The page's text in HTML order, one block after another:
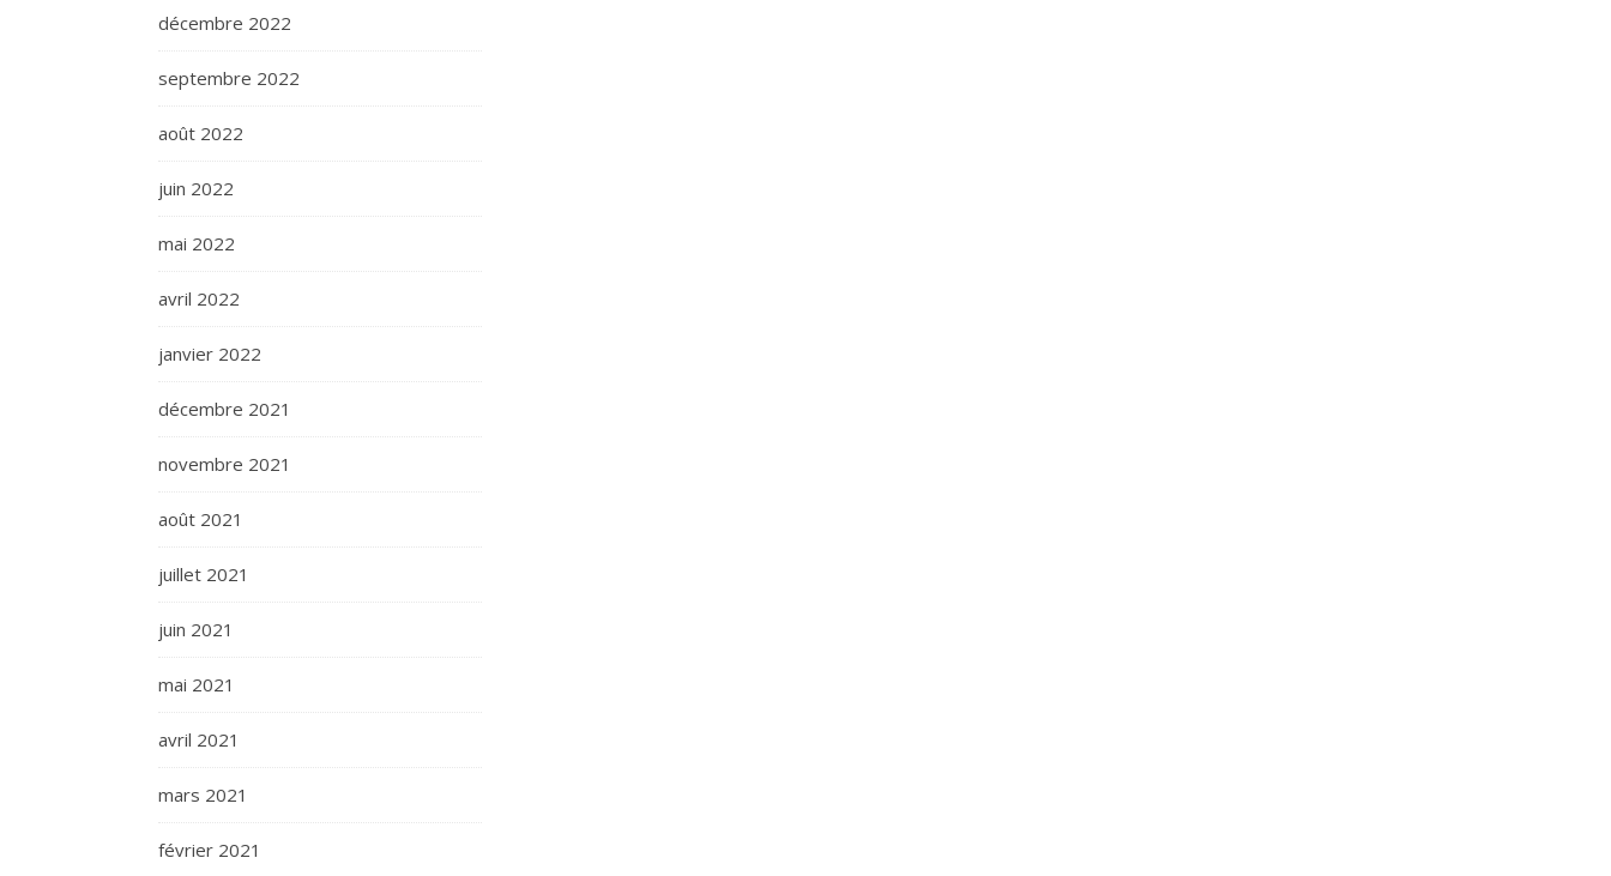
décembre 2022
septembre 2022
août 2022
juin 2022
mai 2022
avril 2022
janvier 2022
décembre 2021
novembre 2021
août 2021
juillet 2021
juin 2021
mai 2021
avril 2021
mars 2021
février 2021